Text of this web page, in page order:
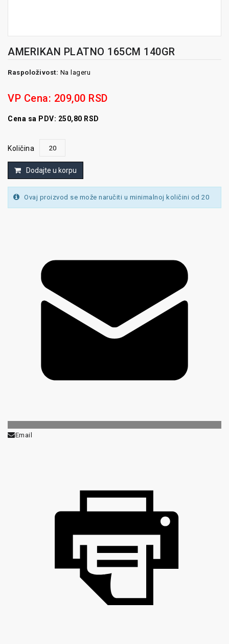
AMERIKAN PLATNO 165CM 140GR
Raspoloživost: Na lageru
VP Cena: 209,00 RSD
Cena sa PDV: 250,80 RSD
Količina
Dodajte u korpu
Ovaj proizvod se može naručiti u minimalnoj količini od 20
Email